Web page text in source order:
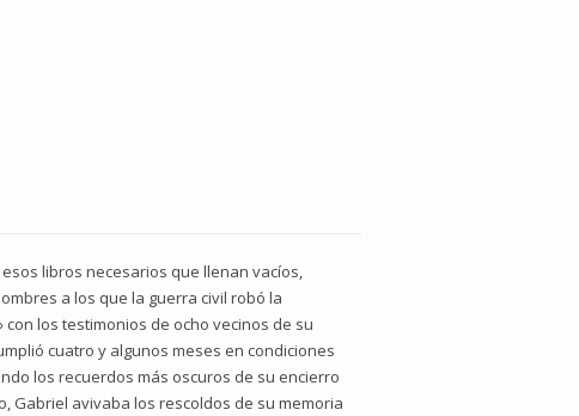
esos libros necesarios que llenan vacíos,
a los que la guerra civil robó la
los testimonios de ocho vecinos de su
cuatro y algunos meses en condiciones
los recuerdos más oscuros de su encierro
Gabriel avivaba los rescoldos de su memoria